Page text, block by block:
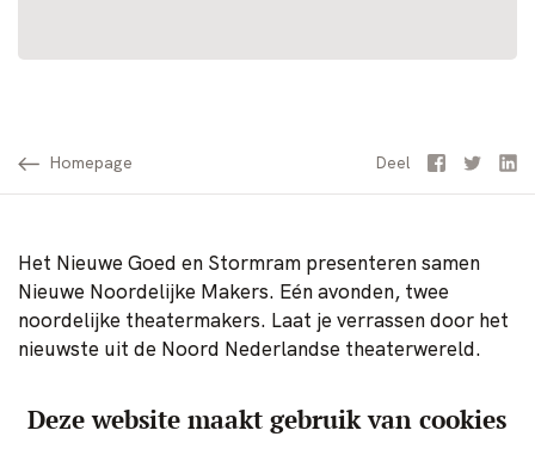
Deze website maakt gebruik van cookies
Homepage Deel Facebook
Twitter
Het Nieuwe Goed en Stormram presenteren samen
Nieuwe Noordelijke Makers. Eén avonden, twee
noordelijke theatermakers. Laat je verrassen door het
nieuwste uit de Noord Nederlandse theaterwereld.
Platform Stormram presenteert nieuwe noordelijke